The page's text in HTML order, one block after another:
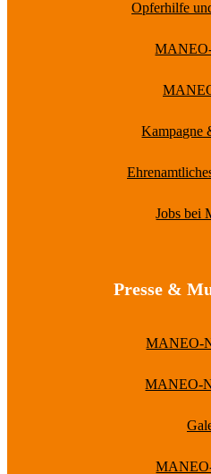
Opferhilfe
Kampagne
Jobs bei
Presse &
MANEO-
MANEO-